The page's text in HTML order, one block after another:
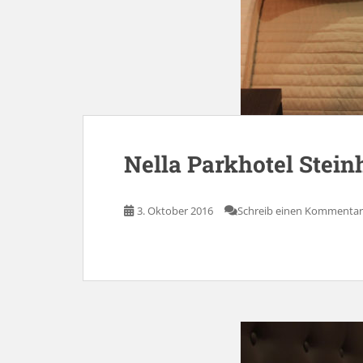
Nella Parkhotel
3. Oktober 2016 Schreib einen Kommentar